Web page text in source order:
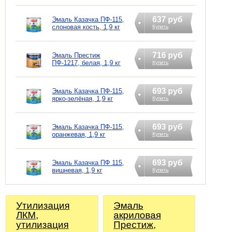
Эмаль Казачка ПФ-115,
слоновая кость, 1,9 кг
637 руб
Купить
Эмаль Престиж
ПФ-1217, белая, 1,9 кг
716 руб
Купить
Эмаль Казачка ПФ-115,
ярко-зелёная, 1,9 кг
693 руб
Купить
Эмаль Казачка ПФ-115,
оранжевая, 1,9 кг
693 руб
Купить
Эмаль Казачка ПФ 115,
вишневая, 1,9 кг
693 руб
Купить
Утилизация
ЛКМ,
утилизация
Эмаль
акриловая
Престиж,